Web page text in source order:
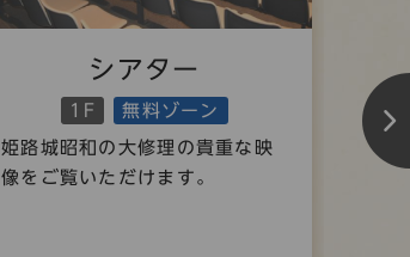
シアター
1F 無料ゾーン
姫路城昭和の大修理の貴重な映
像をご覧いただけます。
特別